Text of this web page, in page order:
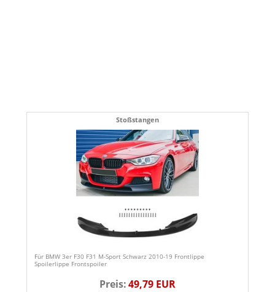
Stoßstangen
Für BMW 3er F30 F31 M-Sport Schwarz 2010-19 Frontlippe
Spoilerlippe Frontspoiler
Preis:49,79 EUR